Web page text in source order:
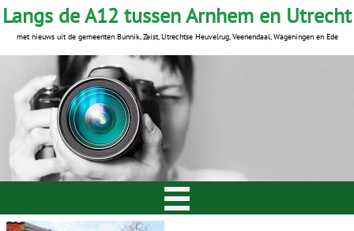
Langs de A12 tussen Arnhem en Utrecht
met nieuws uit de gemeenten Bunnik, Zeist, Utrechtse Heuvelrug, Veenendaal, Wageningen en Ede